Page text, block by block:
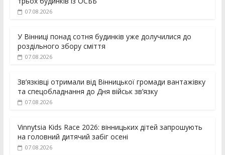
07.08.2026
У Вінниці понад сотня будинків уже долучилися до
роздільного збору сміття
07.08.2026
Зв’язківці отримали від Вінницької громади вантажівку
та спецобладнання до Дня військ зв’язку
07.08.2026
Vinnytsia Kids Race 2026: вінницьких дітей запрошують
на головний дитячий забіг осені
07.08.2026